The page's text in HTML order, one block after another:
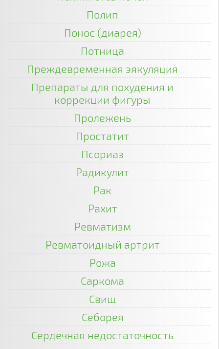
Полип
Понос (диарея)
Потница
Преждевременная эякуляция
Препараты для похудения и
коррекции фигуры
Пролежень
Простатит
Псориаз
Радикулит
Рак
Рахит
Ревматизм
Ревматоидный артрит
Рожа
Саркома
Свищ
Себорея
Сердечная недостаточность